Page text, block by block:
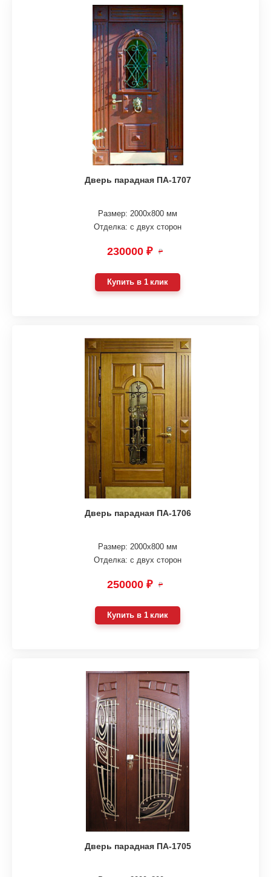
Дверь парадная ПА-1707
Размер: 2000х800 мм
Отделка: с двух сторон
230000 ₽ ₽
Купить в 1 клик
Дверь парадная ПА-1706
Размер: 2000х800 мм
Отделка: с двух сторон
250000 ₽ ₽
Купить в 1 клик
Дверь парадная ПА-1705